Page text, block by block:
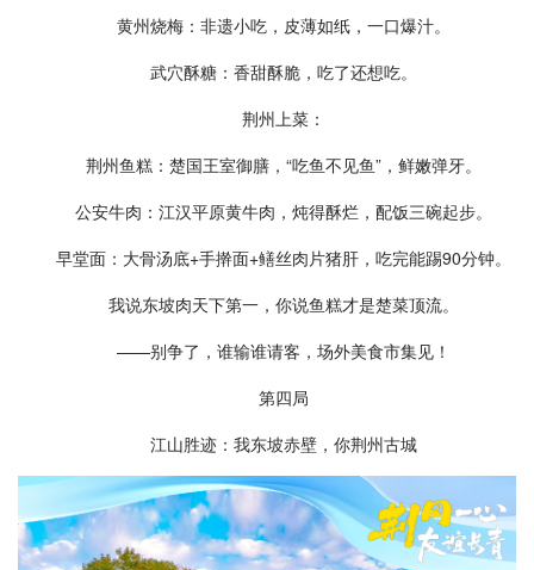
黄州烧梅：非遗小吃，皮薄如纸，一口爆汁。
武穴酥糖：香甜酥脆，吃了还想吃。
荆州上菜：
荆州鱼糕：楚国王室御膳，“吃鱼不见鱼”，鲜嫩弹牙。
公安牛肉：江汉平原黄牛肉，炖得酥烂，配饭三碗起步。
早堂面：大骨汤底+手擀面+鳝丝肉片猪肝，吃完能踢90分钟。
我说东坡肉天下第一，你说鱼糕才是楚菜顶流。
——别争了，谁输谁请客，场外美食市集见！
第四局
江山胜迹：我东坡赤壁，你荆州古城